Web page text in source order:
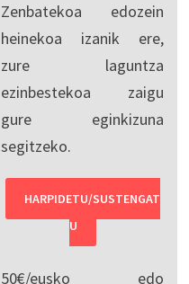
Zenbatekoa edozein
heinekoa izanik ere,
zure laguntza
ezinbestekoa zaigu
gure eginkizuna
segitzeko.
HARPIDETU/SUSTENGAT
U
50€/eusko edo